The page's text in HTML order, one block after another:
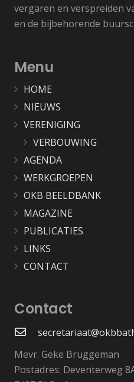
vergaren en verspreiden
en de bijbehorende
Menu
HOME
NIEUWS
VERENIGING
VERBOUWING
AGENDA
WERKGROEPEN
OKB BEELDBANK
MAGAZINE
PUBLICATIES
LINKS
CONTACT
Contact
Mevr. Geke Bruggeman
Postadres: Deventerweg